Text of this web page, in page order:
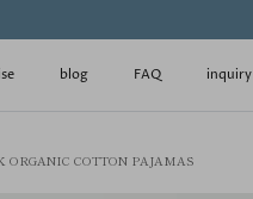
blog FAQ inquiry
COTTON PAJAMAS